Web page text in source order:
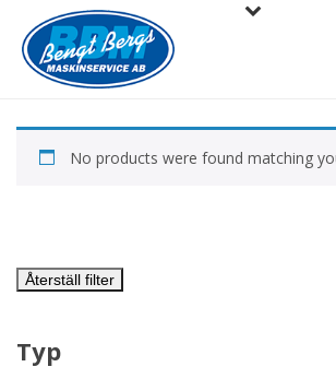
No products were found matching
Återställ filter
Typ